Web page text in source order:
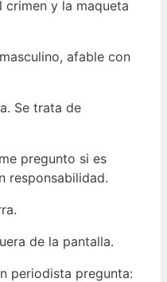
crimen y la maqueta
afable con
Se trata de
pregunto si es
responsabilidad.
de la pantalla.
periodista pregunta: